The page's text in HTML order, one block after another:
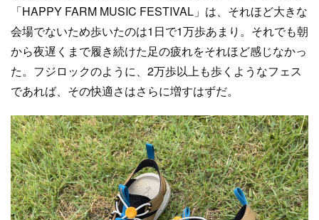
「HAPPY FARM MUSIC FESTIVAL」は、それほど大きな
会場でないため歩いたのは1日で1万歩あまり。それでも朝
から夜遅くまで履き続けた足の疲れをそれほど感じなかっ
た。フジロックのように、2万歩以上も歩くようなフェス
であれば、その快適さはさらに増すはずだ。